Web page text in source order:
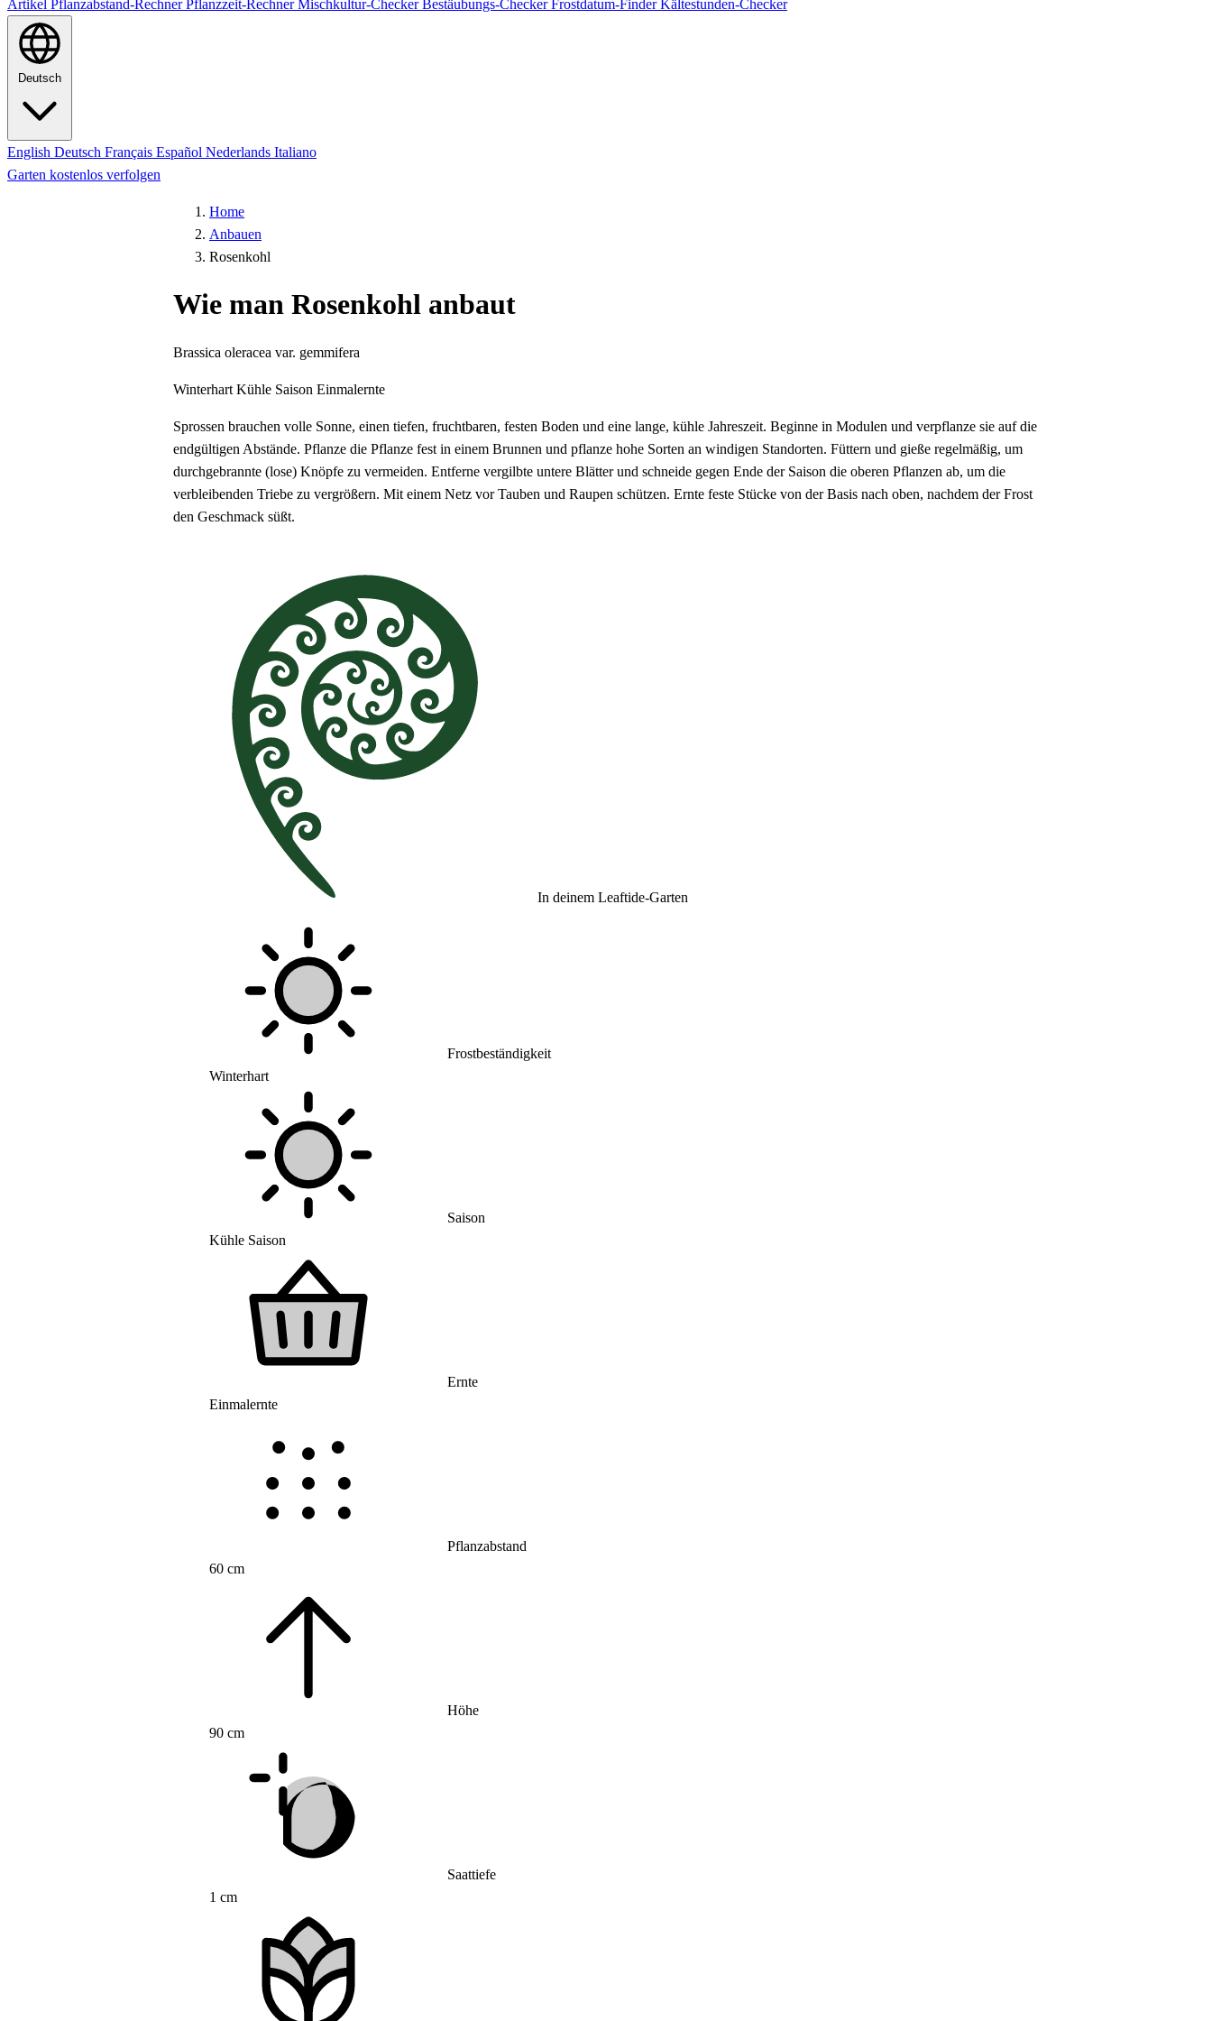
Artikel Pflanzabstand-RechnerPflanzzeit-RechnerMischkultur-CheckerBestäubungs-CheckerFrostdatum-FinderKältestunden-Checker
Deutsch
English Deutsch Français Español Nederlands Italiano
Garten kostenlos verfolgen
Home
Anbauen
Rosenkohl
Wie man Rosenkohl anbaut
Brassica oleracea var. gemmifera
Winterhart Kühle Saison Einmalernte
Sprossen brauchen volle Sonne, einen tiefen, fruchtbaren, festen Boden und eine lange, kühle Jahreszeit. Beginne in Modulen und verpflanze sie auf die
endgültigen Abstände. Pflanze die Pflanze fest in einem Brunnen und pflanze hohe Sorten an windigen Standorten. Füttern und gieße regelmäßig, um
durchgebrannte (lose) Knöpfe zu vermeiden. Entferne vergilbte untere Blätter und schneide gegen Ende der Saison die oberen Pflanzen ab, um die
verbleibenden Triebe zu vergrößern. Mit einem Netz vor Tauben und Raupen schützen. Ernte feste Stücke von der Basis nach oben, nachdem der Frost
den Geschmack süßt.
In deinem Leaftide-Garten
Frostbeständigkeit
Winterhart
Saison
Kühle Saison
Ernte
Einmalernte
Pflanzabstand
60 cm
Höhe
90 cm
Saattiefe
1 cm